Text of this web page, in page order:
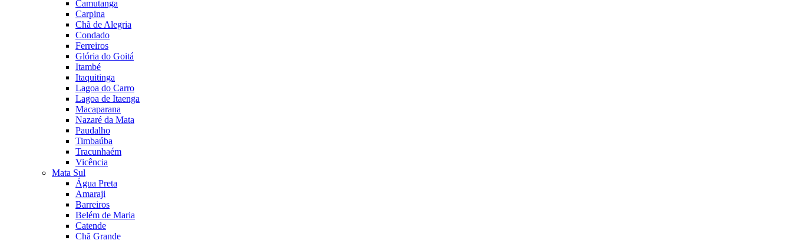
Camutanga
Carpina
Chã de Alegria
Condado
Ferreiros
Glória do Goitá
Itambé
Itaquitinga
Lagoa do Carro
Lagoa de Itaenga
Macaparana
Nazaré da Mata
Paudalho
Timbaúba
Tracunhaém
Vicência
Mata Sul
Água Preta
Amaraji
Barreiros
Belém de Maria
Catende
Chã Grande